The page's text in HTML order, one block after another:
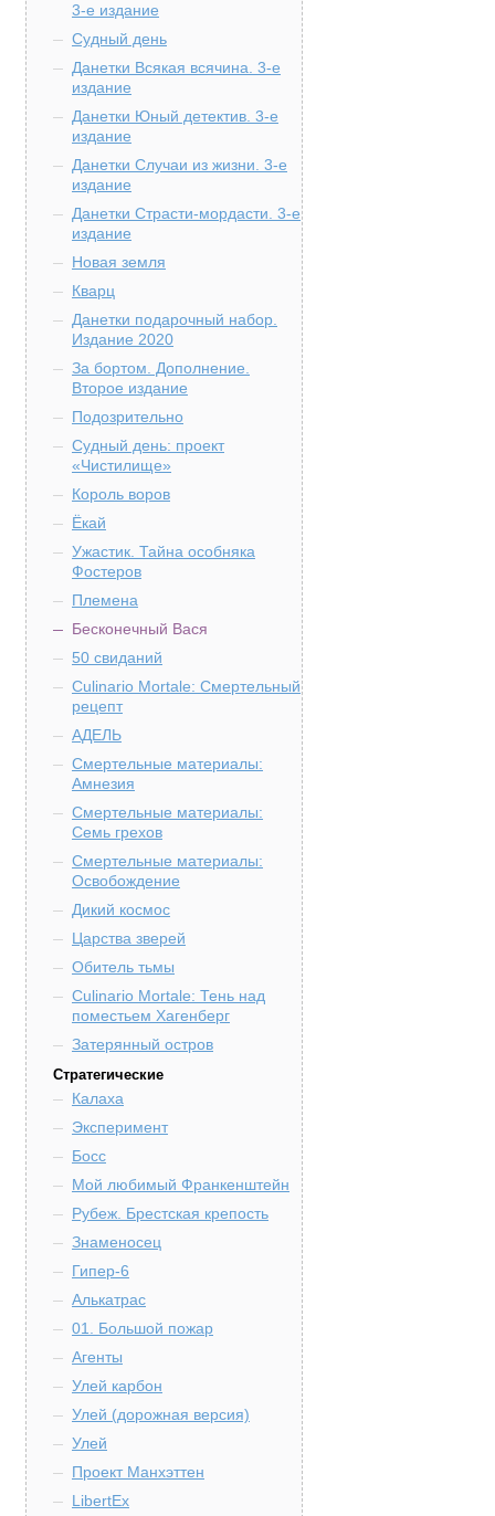
3-е издание
Судный день
Данетки Всякая всячина. 3-е
издание
Данетки Юный детектив. 3-е
издание
Данетки Случаи из жизни. 3-е
издание
Данетки Страсти-мордасти. 3-е
издание
Новая земля
Кварц
Данетки подарочный набор.
Издание 2020
За бортом. Дополнение.
Второе издание
Подозрительно
Судный день: проект
«Чистилище»
Король воров
Ёкай
Ужастик. Тайна особняка
Фостеров
Племена
Бесконечный Вася
50 свиданий
Culinario Mortale: Смертельный
рецепт
АДЕЛЬ
Смертельные материалы:
Амнезия
Смертельные материалы:
Семь грехов
Смертельные материалы:
Освобождение
Дикий космос
Царства зверей
Обитель тьмы
Culinario Mortale: Тень над
поместьем Хагенберг
Затерянный остров
Стратегические
Калаха
Эксперимент
Босс
Мой любимый Франкенштейн
Рубеж. Брестская крепость
Знаменосец
Гипер-6
Алькатрас
01. Большой пожар
Агенты
Улей карбон
Улей (дорожная версия)
Улей
Проект Манхэттен
LibertEx